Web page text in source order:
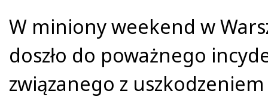
W miniony weekend w
doszło do poważnego
związanego z